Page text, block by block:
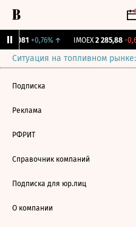
12,081 +0,76%↑ IMOEX 2 285,88 -
Ситуация на топливном
Подписка
Реклама
РФРИТ
Справочник компаний
Подписка для юр.лиц
О компании